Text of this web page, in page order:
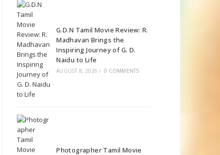
G.D.N Tamil Movie Review: R.
Madhavan Brings the
Inspiring Journey of G. D.
Naidu to Life
AUGUST 8, 2026 / 0 COMMENTS
Photographer Tamil Movie